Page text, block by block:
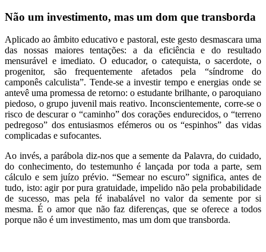
Não um investimento, mas um dom que transborda
Aplicado ao âmbito educativo e pastoral, este gesto desmascara uma
das nossas maiores tentações: a da eficiência e do resultado
mensurável e imediato. O educador, o catequista, o sacerdote, o
progenitor, são frequentemente afetados pela “síndrome do
camponês calculista”. Tende-se a investir tempo e energias onde se
antevê uma promessa de retorno: o estudante brilhante, o paroquiano
piedoso, o grupo juvenil mais reativo. Inconscientemente, corre-se o
risco de descurar o “caminho” dos corações endurecidos, o “terreno
pedregoso” dos entusiasmos efémeros ou os “espinhos” das vidas
complicadas e sufocantes.
Ao invés, a parábola diz-nos que a semente da Palavra, do cuidado,
do conhecimento, do testemunho é lançada por toda a parte, sem
cálculo e sem juízo prévio. “Semear no escuro” significa, antes de
tudo, isto: agir por pura gratuidade, impelido não pela probabilidade
de sucesso, mas pela fé inabalável no valor da semente por si
mesma. É o amor que não faz diferenças, que se oferece a todos
porque não é um investimento, mas um dom que transborda.